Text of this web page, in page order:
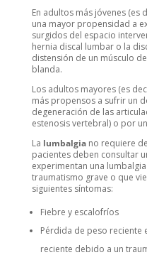
En adultos más jóvenes (es
una mayor propensidad a
surgidos del espacio
hernia discal lumbar o la
distensión de un músculo
blanda.
Los adultos mayores (es
más propensos a sufrir un
degeneración de las
estenosis vertebral) o por
La lumbalgiano requiere
pacientes deben consultar
experimentan una
traumatismo grave o que
siguientes síntomas:
Fiebre y escalofríos
Pérdida de peso reciente
reciente debido a un